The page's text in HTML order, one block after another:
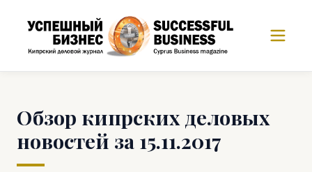
Обзор кипрских деловых
новостей за 15.11.2017